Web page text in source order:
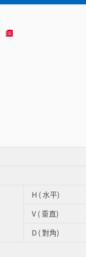
H ( 水平)
V ( 垂直)
D ( 對角)